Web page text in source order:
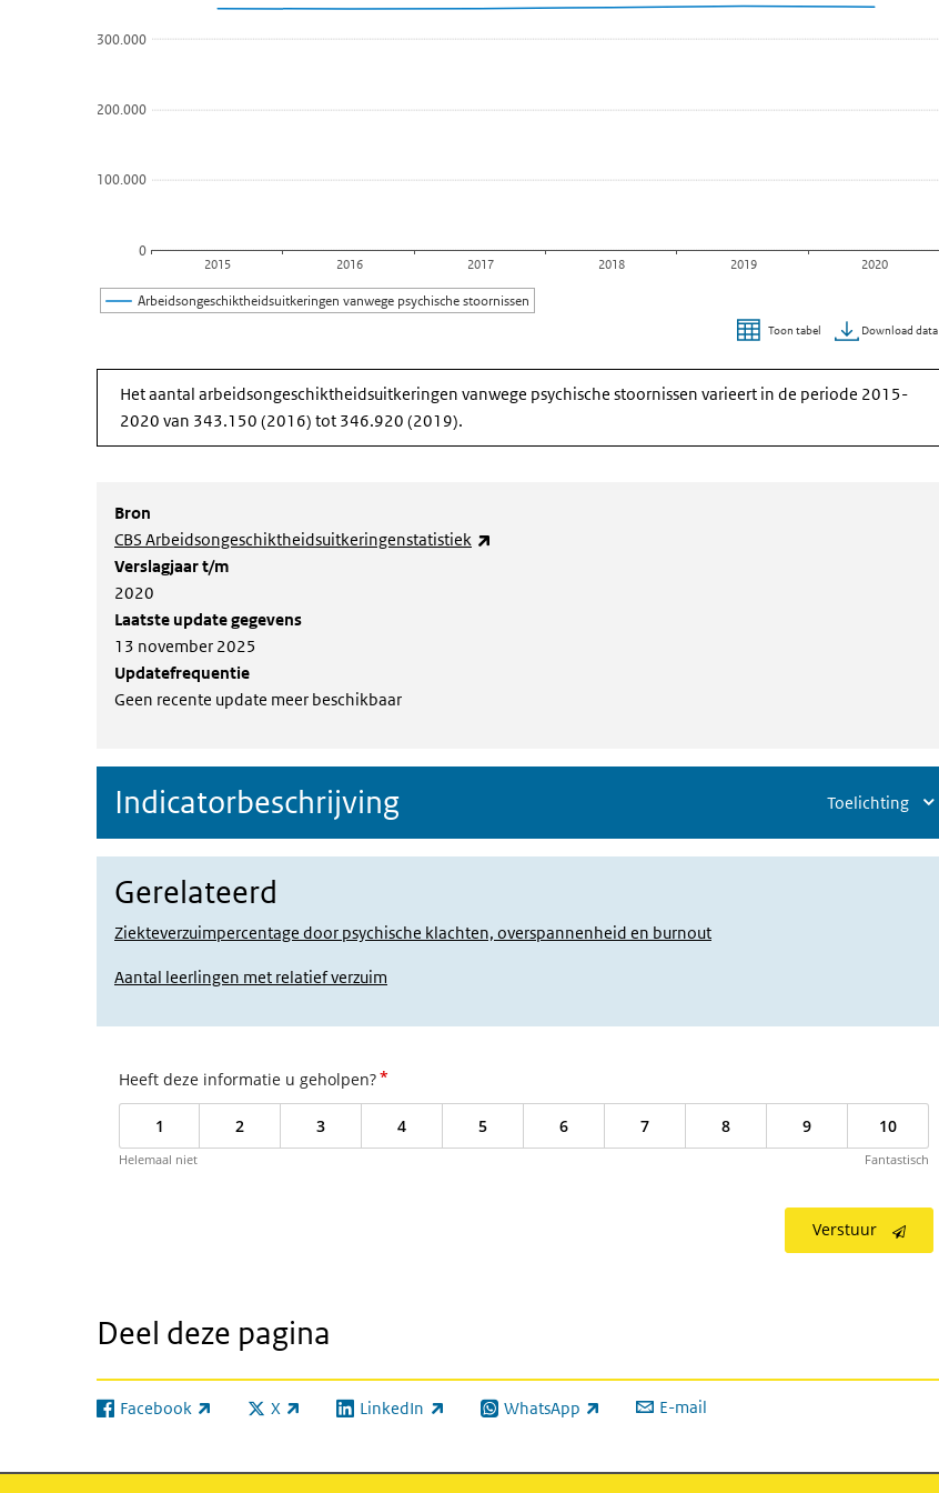
De grafiek heeft 1 X-as die categories weergeeft.
De grafiek heeft 1 Y-as die Aantal weergeeft.
Arbeidsongeschiktheidsuitkeringen vanwege psychische stoornissen
0
100.000
200.000
300.000
2015 2016 2017 2018 2019 2020
Toon tabel Download data
Het aantal arbeidsongeschiktheidsuitkeringen vanwege psychische stoornissen varieert in de periode 2015-
2020 van 343.150 (2016) tot 346.920 (2019).
Bron
CBS Arbeidsongeschiktheidsuitkeringenstatistiek
Verslagjaar t/m
2020
Laatste update gegevens
13 november 2025
Updatefrequentie
Geen recente update meer beschikbaar
Indicatorbeschrijving Toelichting
Gerelateerd
Ziekteverzuimpercentage door psychische klachten, overspannenheid en burnout
Aantal leerlingen met relatief verzuim
Heeft deze informatie u geholpen?*
1 2 3 4 5 6 7 8 9 10
Helemaal niet Fantastisch
Verstuur
Deel deze pagina
Facebook
(externe link) X
(externe link) LinkedIn
(externe link) WhatsApp
(externe link) E-mail